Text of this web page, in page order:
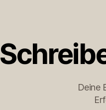
Deine